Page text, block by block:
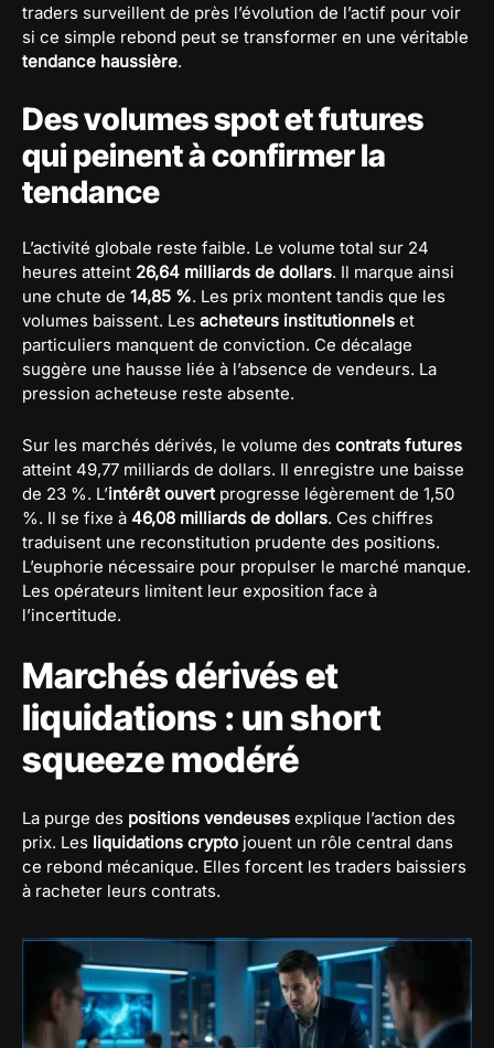
traders surveillent de près l’évolution de l’actif pour voir
si ce simple rebond peut se transformer en une véritable
tendance haussière.
Des volumes spot et futures
qui peinent à confirmer la
tendance
L’activité globale reste faible. Le volume total sur 24
heures atteint 26,64 milliards de dollars. Il marque ainsi
une chute de 14,85 %. Les prix montent tandis que les
volumes baissent. Les acheteurs institutionnels et
particuliers manquent de conviction. Ce décalage
suggère une hausse liée à l’absence de vendeurs. La
pression acheteuse reste absente.
Sur les marchés dérivés, le volume des contrats futures
atteint 49,77 milliards de dollars. Il enregistre une baisse
de 23 %. L’intérêt ouvertprogresse légèrement de 1,50
%. Il se fixe à 46,08 milliards de dollars. Ces chiffres
traduisent une reconstitution prudente des positions.
L’euphorie nécessaire pour propulser le marché manque.
Les opérateurs limitent leur exposition face à
l’incertitude.
Marchés dérivés et
liquidations : un short
squeeze modéré
La purge des positions vendeuses explique l’action des
prix. Les liquidations crypto jouent un rôle central dans
ce rebond mécanique. Elles forcent les traders baissiers
à racheter leurs contrats.